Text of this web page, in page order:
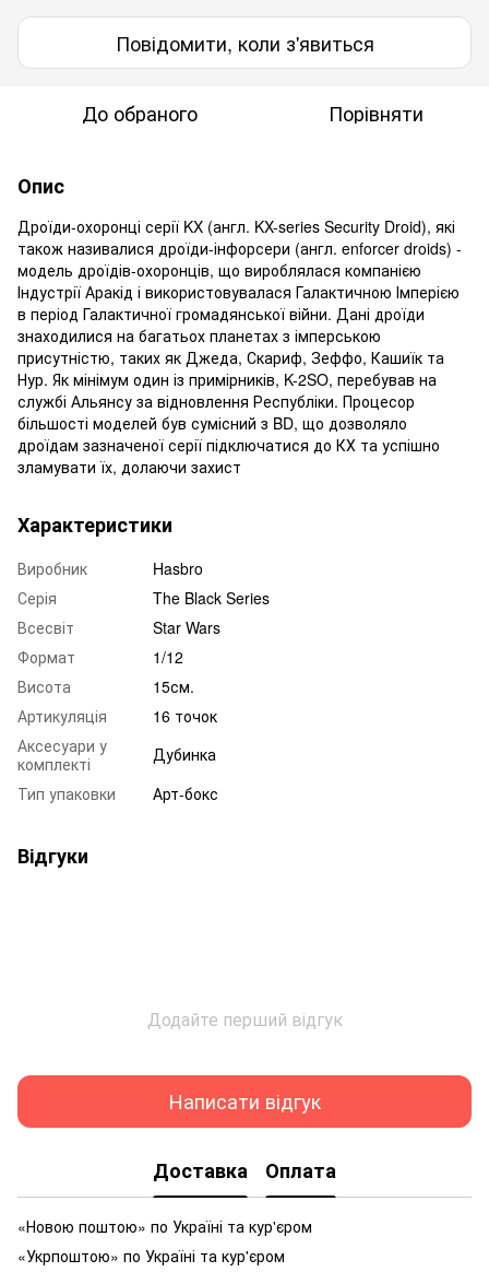
Повідомити, коли з'явиться
До обраного Порівняти
Опис
Дроїди-охоронці серії KX (англ. KX-series Security Droid), які
також називалися дроїди-інфорсери (англ. enforcer droids) -
модель дроїдів-охоронців, що вироблялася компанією
Індустрії Аракід і використовувалася Галактичною Імперією
в період Галактичної громадянської війни. Дані дроїди
знаходилися на багатьох планетах з імперською
присутністю, таких як Джеда, Скариф, Зеффо, Кашиїк та
Нур. Як мінімум один із примірників, K-2SO, перебував на
службі Альянсу за відновлення Республіки. Процесор
більшості моделей був сумісний з BD, що дозволяло
дроїдам зазначеної серії підключатися до КХ та успішно
зламувати їх, долаючи захист
Характеристики
Виробник
Hasbro
Серія
The Black Series
Всесвіт
Star Wars
Формат
1/12
Висота
15см.
Артикуляція
16 точок
Аксесуари у
комплекті
Дубинка
Тип упаковки
Арт-бокс
Відгуки
Додайте перший відгук
Написати відгук
Доставка Оплата
«Новою поштою» по Україні та кур'єром
«Укрпоштою» по Україні та кур'єром